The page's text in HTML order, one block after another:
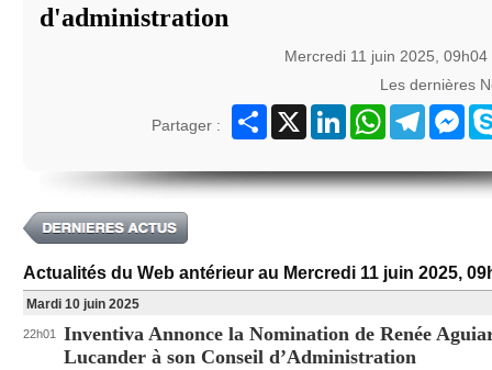
d'administration
Mercredi 11 juin 2025,
Les dernières
Partager :
Partager
X LinkedInWhatsAppTelegram
Actualités du Web antérieur au Mercredi 11 juin 2025,
Mardi 10 juin 2025
22h01
Inventiva Annonce la Nomination de Renée
Lucander à son Conseil d’Administration